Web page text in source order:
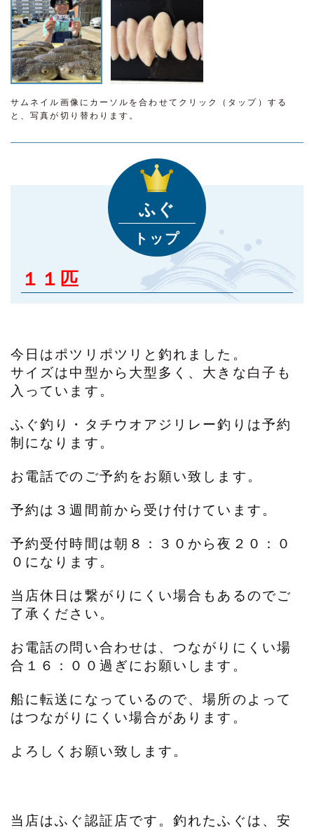
サムネイル画像にカーソルを合わせてクリック（タップ）する
と、写真が切り替わります。
ふぐ
トップ
１１匹
今日はポツリポツリと釣れました。
サイズは中型から大型多く、大きな白子も
入っています。
ふぐ釣り・タチウオアジリレー釣りは予約
制になります。
お電話でのご予約をお願い致します。
予約は３週間前から受け付けています。
予約受付時間は朝８：３０から夜２０：０
０になります。
当店休日は繋がりにくい場合もあるのでご
了承ください。
お電話の問い合わせは、つながりにくい場
合１６：００過ぎにお願いします。
船に転送になっているので、場所のよって
はつながりにくい場合があります。
よろしくお願い致します。
当店はふぐ認証店です。釣れたふぐは、安